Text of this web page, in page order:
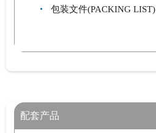
包装文件(PACKING LIST)
配套产品